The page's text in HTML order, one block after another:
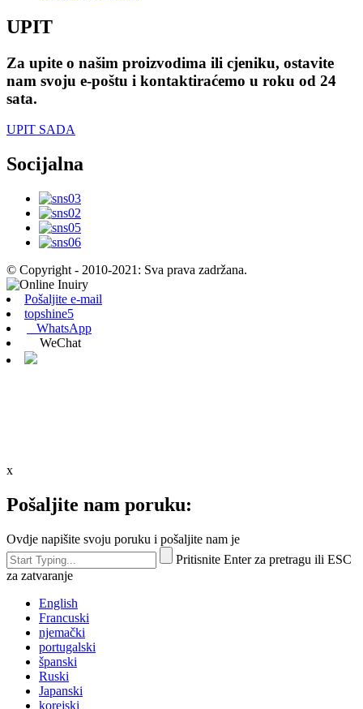
UPIT
Za upite o našim proizvodima ili cjeniku, ostavite
nam svoju e-poštu i kontaktiraćemo u roku od 24
sata.
UPIT SADA
Socijalna
© Copyright - 2010-2021: Sva prava zadržana.
Pošaljite e-mail
topshine5
WhatsApp
WeChat
x
Pošaljite nam poruku:
Ovdje napišite svoju poruku i pošaljite nam je
Pritisnite Enter za pretragu ili ESC
za zatvaranje
English
Francuski
njemački
portugalski
španski
Ruski
Japanski
korejski